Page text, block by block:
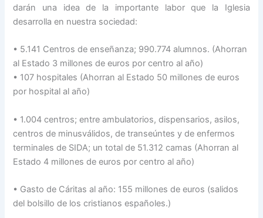
darán una idea de la importante labor que la Iglesia
desarrolla en nuestra sociedad:
• 5.141 Centros de enseñanza; 990.774 alumnos. (Ahorran
al Estado 3 millones de euros por centro al año)
• 107 hospitales (Ahorran al Estado 50 millones de euros
por hospital al año)
• 1.004 centros; entre ambulatorios, dispensarios, asilos,
centros de minusválidos, de transeúntes y de enfermos
terminales de SIDA; un total de 51.312 camas (Ahorran al
Estado 4 millones de euros por centro al año)
• Gasto de Cáritas al año: 155 millones de euros (salidos
del bolsillo de los cristianos españoles.)